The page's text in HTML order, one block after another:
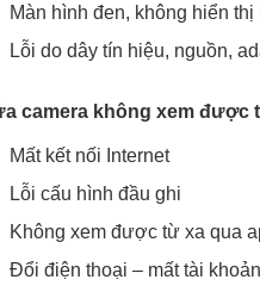
Màn hình đen, không hiển thị
Lỗi do dây tín hiệu, nguồn,
camera không xem được
Mất kết nối Internet
Lỗi cấu hình đầu ghi
Không xem được từ xa qua
Đổi điện thoại – mất tài